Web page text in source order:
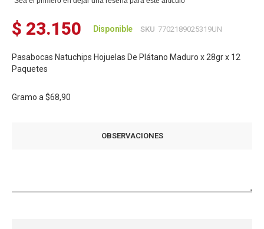
$ 23.150 Disponible SKU 7702189025319UN
Pasabocas Natuchips Hojuelas De Plátano Maduro x 28gr x 12
Paquetes
Gramo a $68,90
OBSERVACIONES